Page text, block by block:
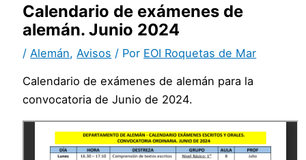
Calendario de exámenes de
alemán. Junio 2024
/ Alemán, Avisos / Por EOI Roquetas de Mar
Calendario de exámenes de alemán para la
convocatoria de Junio de 2024.